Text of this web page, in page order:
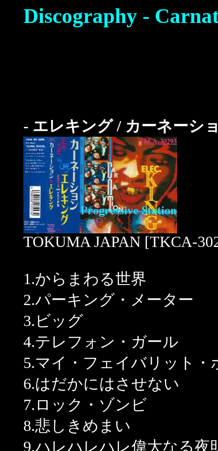
Discography -
- エレキング / カーネーシ
TOKUMA JAPAN [TKCA-
1.からまわる世界
2.パーキング・メーター
3.ビッグ
4.テレフォン・ガール
5.マイ・フェイバリット・
6.はだかにはさせない
7.ロック・ゾンビ
8.悲しきめまい
9.ハレハレハレ偉大なる夜